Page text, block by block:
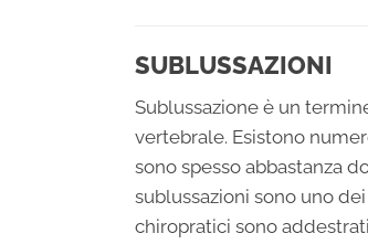
SUBLUSSAZIONI
Sublussazione è un
vertebrale. Esistono
sono spesso abbastanza
sublussazioni sono uno
chiropratici sono